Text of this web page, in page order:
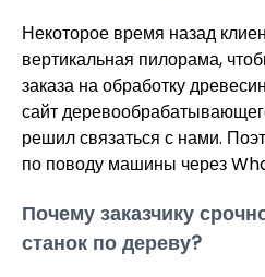
Некоторое время назад
вертикальная пилорама,
заказа на обработку
сайт
решил связаться с нами.
по поводу машины через
Почему заказчику
станок по дереву?